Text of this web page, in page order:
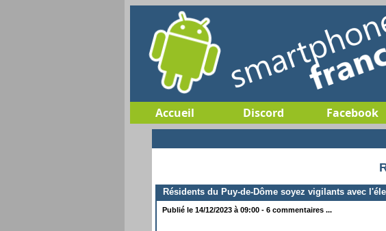
Accueil Discord Facebook
Résidents du Puy-de-Dôme soyez vigilants avec
Publié le 14/12/2023 à 09:00 - 6 commentaires ...